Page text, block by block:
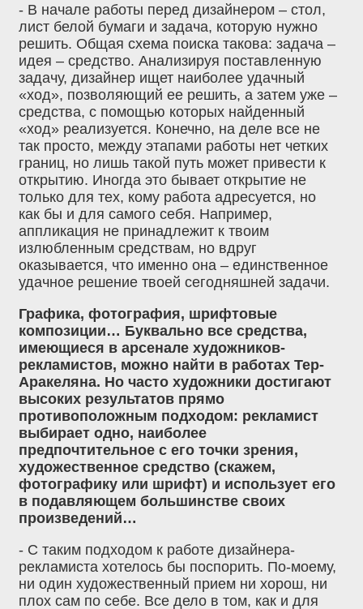
- В начале работы перед дизайнером – стол,
лист белой бумаги и задача, которую нужно
решить. Общая схема поиска такова: задача –
идея – средство. Анализируя поставленную
задачу, дизайнер ищет наиболее удачный
«ход», позволяющий ее решить, а затем уже –
средства, с помощью которых найденный
«ход» реализуется. Конечно, на деле все не
так просто, между этапами работы нет четких
границ, но лишь такой путь может привести к
открытию. Иногда это бывает открытие не
только для тех, кому работа адресуется, но
как бы и для самого себя. Например,
аппликация не принадлежит к твоим
излюбленным средствам, но вдруг
оказывается, что именно она – единственное
удачное решение твоей сегодняшней задачи.
Графика, фотография, шрифтовые
композиции… Буквально все средства,
имеющиеся в арсенале художников-
рекламистов, можно найти в работах Тер-
Аракеляна. Но часто художники достигают
высоких результатов прямо
противоположным подходом: рекламист
выбирает одно, наиболее
предпочтительное с его точки зрения,
художественное средство (скажем,
фотографику или шрифт) и использует его
в подавляющем большинстве своих
произведений…
- С таким подходом к работе дизайнера-
рекламиста хотелось бы поспорить. По-моему,
ни один художественный прием ни хорош, ни
плох сам по себе. Все дело в том, как и для